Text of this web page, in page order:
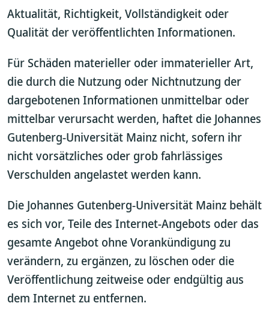
Aktualität, Richtigkeit, Vollständigkeit oder
Qualität der veröffentlichten Informationen.
Für Schäden materieller oder immaterieller Art,
die durch die Nutzung oder Nichtnutzung der
dargebotenen Informationen unmittelbar oder
mittelbar verursacht werden, haftet die Johannes
Gutenberg-Universität Mainz nicht, sofern ihr
nicht vorsätzliches oder grob fahrlässiges
Verschulden angelastet werden kann.
Die Johannes Gutenberg-Universität Mainz behält
es sich vor, Teile des Internet-Angebots oder das
gesamte Angebot ohne Vorankündigung zu
verändern, zu ergänzen, zu löschen oder die
Veröffentlichung zeitweise oder endgültig aus
dem Internet zu entfernen.